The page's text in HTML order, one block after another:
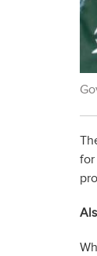
for